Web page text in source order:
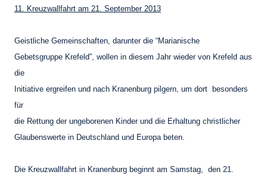
11. Kreuzwallfahrt am 21. September 2013
Geistliche Gemeinschaften, darunter die “Marianische
Gebetsgruppe Krefeld”, wollen in diesem Jahr wieder von Krefeld aus
die
Initiative ergreifen und nach Kranenburg pilgern, um dort besonders
für
die Rettung der ungeborenen Kinder und die Erhaltung christlicher
Glaubenswerte in Deutschland und Europa beten.
Die Kreuzwallfahrt in Kranenburg beginnt am Samstag, den 21.